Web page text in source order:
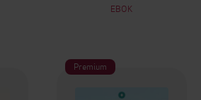
EBOK
Premium